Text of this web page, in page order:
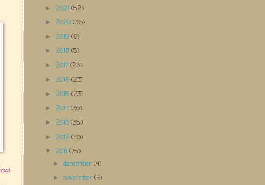
► 2021 (52)
► 2020 (36)
► 2019 (6)
► 2018 (5)
► 2017 (23)
► 2016 (23)
► 2015 (23)
► 2014 (30)
► 2013 (35)
► 2012 (40)
▼ 2011 (75)
►december(4)
►november(4)